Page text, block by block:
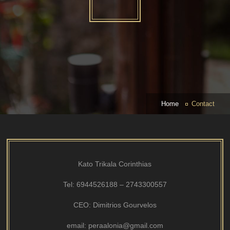
Home Contact
Kato Trikala Corinthias
Tel: 6944526188 – 2743300557
CEO: Dimitrios Gourvelos
email: peraalonia@gmail.com